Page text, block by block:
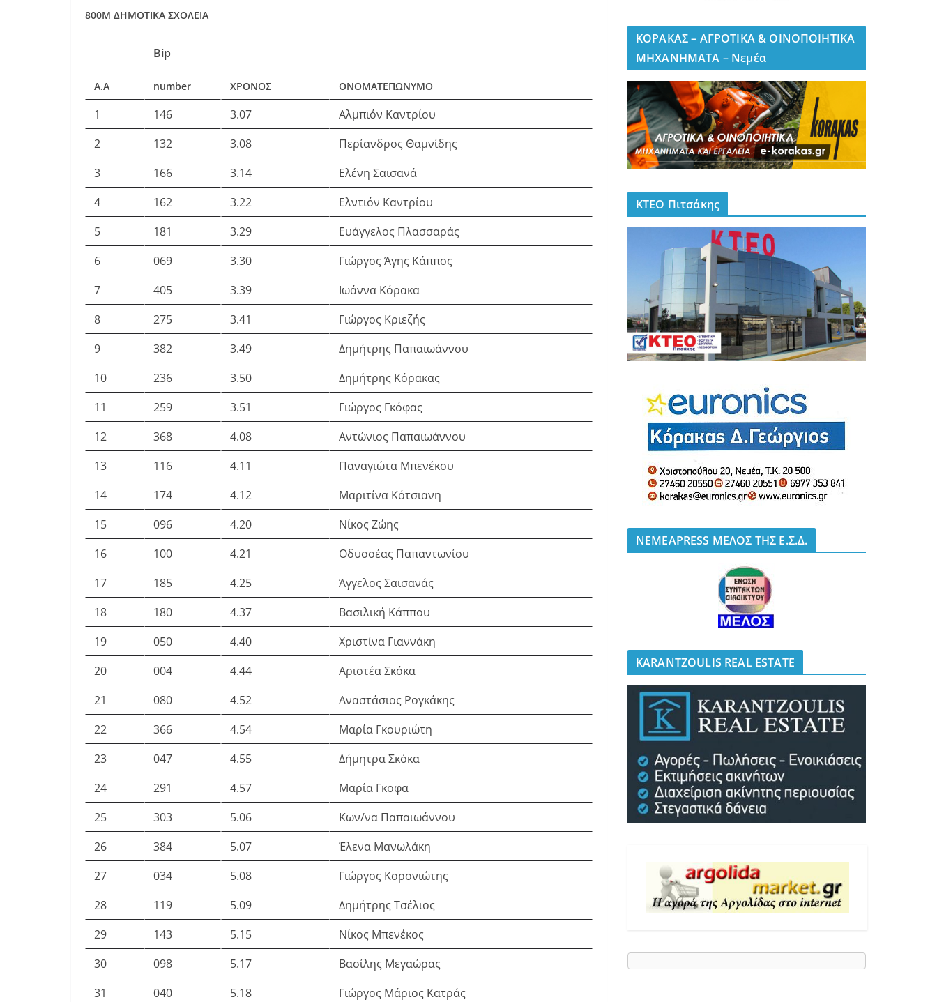
800Μ ΔΗΜΟΤΙΚΑ ΣΧΟΛΕΙΑ
Α.Α
Bip
number ΧΡΟΝΟΣ ΟΝΟΜΑΤΕΠΩΝΥΜΟ
1 146 3.07
Αλμπιόν Καντρίου
2
132 3.08
Περίανδρος Θαμνίδης
3
166 3.14
Ελένη Σαισανά
4
162 3.22
Ελντιόν Καντρίου
5
181 3.29
Ευάγγελος Πλασσαράς
6
069 3.30
Γιώργος Άγης Κάππος
7
405 3.39
Ιωάννα Κόρακα
8
275 3.41
Γιώργος Κριεζής
9
382 3.49
Δημήτρης Παπαιωάννου
10
236 3.50
Δημήτρης Κόρακας
11
259 3.51
Γιώργος Γκόφας
12
368 4.08
Αντώνιος Παπαιωάννου
13
116 4.11
Παναγιώτα Μπενέκου
14
174 4.12
Μαριτίνα Κότσιανη
15
096 4.20
Νίκος Ζώης
16
100 4.21
Οδυσσέας Παπαντωνίου
17
185 4.25
Άγγελος Σαισανάς
18
180 4.37
Βασιλική Κάππου
19
050 4.40
Χριστίνα Γιαννάκη
20
004 4.44
Αριστέα Σκόκα
21
080 4.52
Αναστάσιος Ρογκάκης
22
366 4.54
Μαρία Γκουριώτη
23
047 4.55
Δήμητρα Σκόκα
24
291 4.57
Μαρία Γκοφα
25
303 5.06
Κων/να Παπαιωάννου
26
384 5.07
Έλενα Μανωλάκη
27
034 5.08
Γιώργος Κορονιώτης
28
119 5.09
Δημήτρης Τσέλιος
29
143 5.15
Νίκος Μπενέκος
30
098 5.17
Βασίλης Μεγαώρας
31
040 5.18 Γιώργος Μάριος Κατράς
ΚΟΡΑΚΑΣ – ΑΓΡΟΤΙΚΑ & ΟΙΝΟΠΟΙΗΤΙΚΑ
ΜΗΧΑΝΗΜΑΤΑ – Νεμέα
ΚΤΕΟ Πιτσάκης
NEMEAPRESS ΜΕΛΟΣ ΤΗΣ Ε.Σ.Δ.
KARANTZOULIS REAL ESTATE